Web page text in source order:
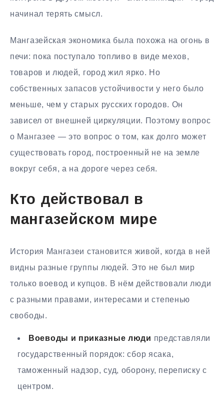
начинал терять смысл.
Мангазейская экономика была похожа на огонь в
печи: пока поступало топливо в виде мехов,
товаров и людей, город жил ярко. Но
собственных запасов устойчивости у него было
меньше, чем у старых русских городов. Он
зависел от внешней циркуляции. Поэтому вопрос
о Мангазее — это вопрос о том, как долго может
существовать город, построенный не на земле
вокруг себя, а на дороге через себя.
Кто действовал в
мангазейском мире
История Мангазеи становится живой, когда в ней
видны разные группы людей. Это не был мир
только воевод и купцов. В нём действовали люди
с разными правами, интересами и степенью
свободы.
Воеводы и приказные люди представляли
государственный порядок: сбор ясака,
таможенный надзор, суд, оборону, переписку с
центром.